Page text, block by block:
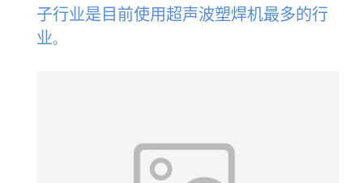
子行业是目前使用超声波塑焊机最多的行
业。